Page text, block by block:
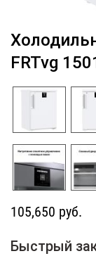
FRTvg
105,650 руб.
Быстрый